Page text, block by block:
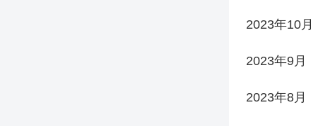
2023年10月
2023年9月
2023年8月